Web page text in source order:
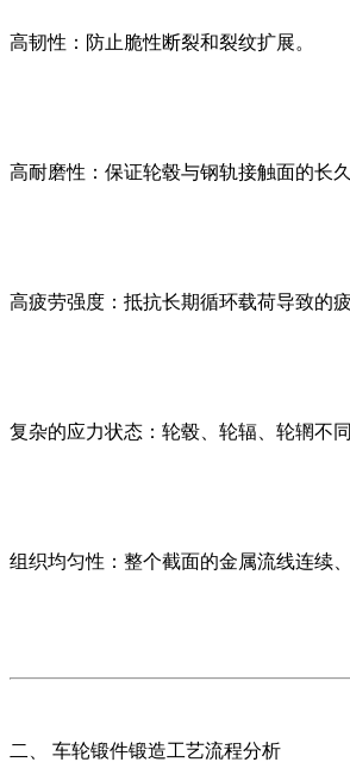
高韧性：防止脆性断裂和裂纹扩展。
高耐磨性：保证轮毂与钢轨接触面的长久
高疲劳强度：抵抗长期循环载荷导致的疲
复杂的应力状态：轮毂、轮辐、轮辋不
组织均匀性：整个截面的金属流线连续
二、 车轮锻件锻造工艺流程分析